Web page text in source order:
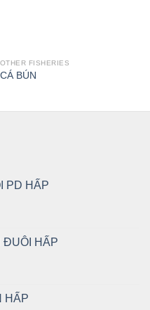
OTHER FISHERIES
CÁ BÚN
PD HẤP
ĐUÔI HẤP
HẤP